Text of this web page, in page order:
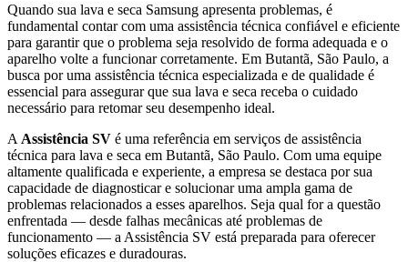
Quando sua lava e seca Samsung apresenta problemas, é
fundamental contar com uma assistência técnica confiável e eficiente
para garantir que o problema seja resolvido de forma adequada e o
aparelho volte a funcionar corretamente. Em Butantã, São Paulo, a
busca por uma assistência técnica especializada e de qualidade é
essencial para assegurar que sua lava e seca receba o cuidado
necessário para retomar seu desempenho ideal.
A Assistência SV é uma referência em serviços de assistência
técnica para lava e seca em Butantã, São Paulo. Com uma equipe
altamente qualificada e experiente, a empresa se destaca por sua
capacidade de diagnosticar e solucionar uma ampla gama de
problemas relacionados a esses aparelhos. Seja qual for a questão
enfrentada — desde falhas mecânicas até problemas de
funcionamento — a Assistência SV está preparada para oferecer
soluções eficazes e duradouras.